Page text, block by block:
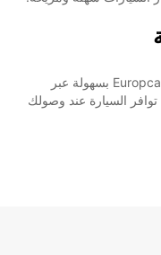
يمكنك حجز سيارتك المفضلة في صلالة مع Europcar بسهولة عبر
السيارة عند وصولك